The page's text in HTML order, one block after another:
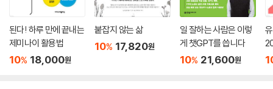
된다! 하루 만에 끝내는
제미나이 활용법
10% 18,000원
붙잡지 않는 삶
10% 17,820원
일 잘하는 사람은 이렇
게 챗GPT를 씁니다
10% 21,600원